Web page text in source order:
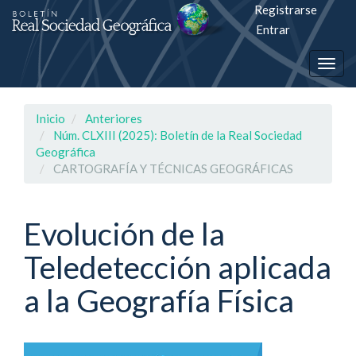
Salto
rápiso
a
página
Navegación
principal
Contenido
principal
Barra
lateral
Registrarse
Entrar
Inicio
Anteriores
Núm. CLXIII (2025): Boletín de la Real Sociedad
Geográfica
CARTOGRAFÍA Y TÉCNICAS GEOGRÁFICAS
Evolución de la
Teledetección aplicada
a la Geografía Física